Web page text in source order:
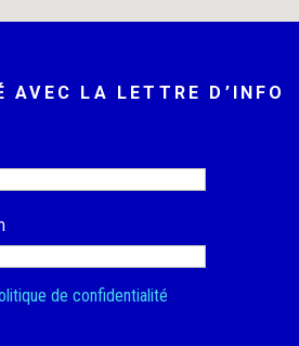
AVEC LA LETTRE D’INFO
de confidentialité